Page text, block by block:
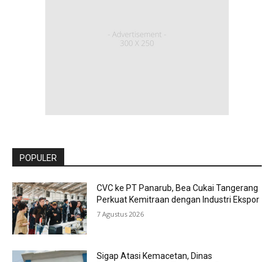
POPULER
CVC ke PT Panarub, Bea Cukai Tangerang
Perkuat Kemitraan dengan Industri Ekspor
7 Agustus 2026
Sigap Atasi Kemacetan, Dinas